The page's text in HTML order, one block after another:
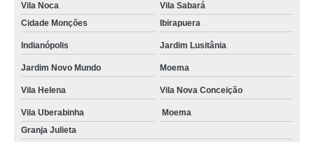
Vila Noca
Vila Sabará
Cidade Monções
Ibirapuera
Indianópolis Jardim Lusitânia
Jardim Novo Mundo Moema
Vila Helena Vila Nova Conceição
Vila Uberabinha
Moema
Granja Julieta